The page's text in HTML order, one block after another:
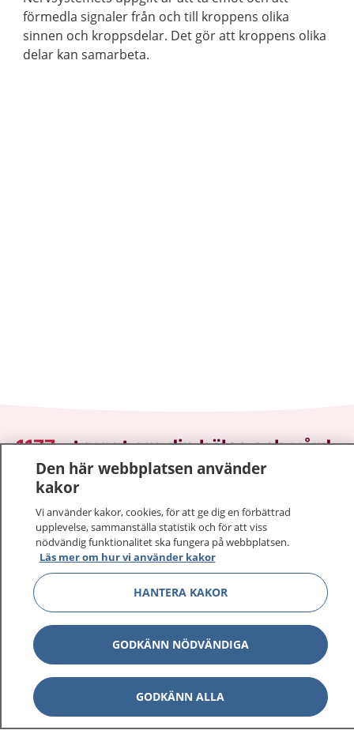
förmedla signaler från och till kroppens olika
sinnen och kroppsdelar. Det gör att kroppens olika
delar kan samarbeta.
1177–tryggt om din hälsa och vård
På 1177.se får du råd om hälsa och information om
Logga in för att läsa din journal och göra dina
vårdärenden. Ring telefonnummer 1177 för
sjukvårdsrådgivning dygnet runt.
1177 ger dig råd när du vill må bättre.
1177 på flera språk Visa
Om 1177 Visa
Den här webbplatsen använder
kakor
Vi använder kakor, cookies, för att ge dig en förbättrad
upplevelse, sammanställa statistik och för att viss
nödvändig funktionalitet ska fungera på webbplatsen.
Läs mer om hur vi använder kakor
HANTERA KAKOR
GODKÄNN NÖDVÄNDIGA
GODKÄNN ALLA